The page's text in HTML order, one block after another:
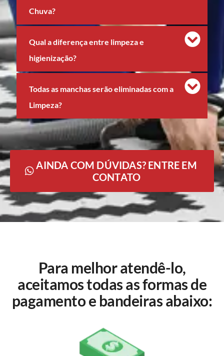
Chuva?
Qual a diferença entre limpeza e
higienização?
Todas as manchas serão eliminadas com a
Limpeza?
AINDA COM DÚVIDAS? ENTRE EM
CONTATO
Para melhor atendê-lo,
aceitamos todas as formas de
pagamento e bandeiras abaixo: